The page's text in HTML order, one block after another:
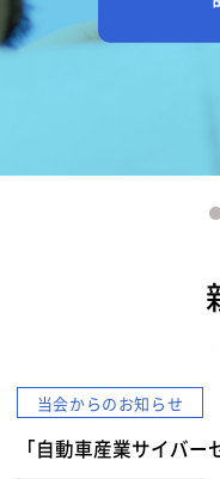
当会からのお知らせ
「自動車産業サイバ